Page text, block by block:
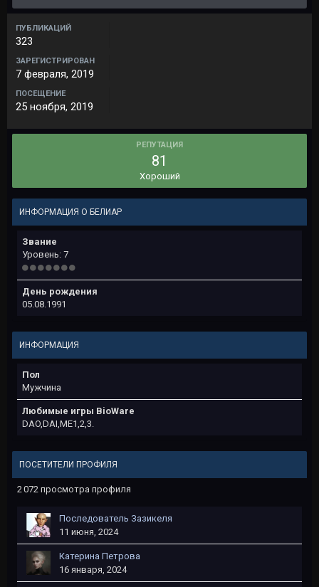
ПУБЛИКАЦИЙ
323
ЗАРЕГИСТРИРОВАН
7 февраля, 2019
ПОСЕЩЕНИЕ
25 ноября, 2019
РЕПУТАЦИЯ
81
Хороший
ИНФОРМАЦИЯ О БЕЛИАР
Звание
Уровень: 7
День рождения
05.08.1991
ИНФОРМАЦИЯ
Пол
Мужчина
Любимые игры BioWare
DAO,DAI,ME1,2,3.
ПОСЕТИТЕЛИ ПРОФИЛЯ
2 072 просмотра профиля
Последователь Зазикеля
11 июня, 2024
Катерина Петрова
16 января, 2024